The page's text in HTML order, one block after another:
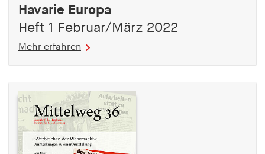
Havarie Europa
Heft 1 Februar/März 2022
Mehr erfahren